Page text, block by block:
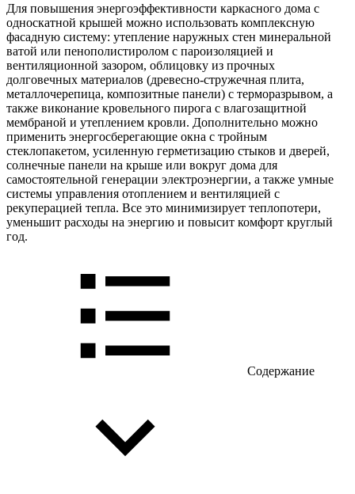
Для повышения энергоэффективности каркасного дома с
односкатной крышей можно использовать комплексную
фасадную систему: утепление наружных стен минеральной
ватой или пенополистиролом с пароизоляцией и
вентиляционной зазором, облицовку из прочных
долговечных материалов (древесно-стружечная плита,
металлочерепица, композитные панели) с терморазрывом, а
также виконание кровельного пирога с влагозащитной
мембраной и утеплением кровли. Дополнительно можно
применить энергосберегающие окна с тройным
стеклопакетом, усиленную герметизацию стыков и дверей,
солнечные панели на крыше или вокруг дома для
самостоятельной генерации электроэнергии, а также умные
системы управления отоплением и вентиляцией с
рекуперацией тепла. Все это минимизирует теплопотери,
уменьшит расходы на энергию и повысит комфорт круглый
год.
Содержание